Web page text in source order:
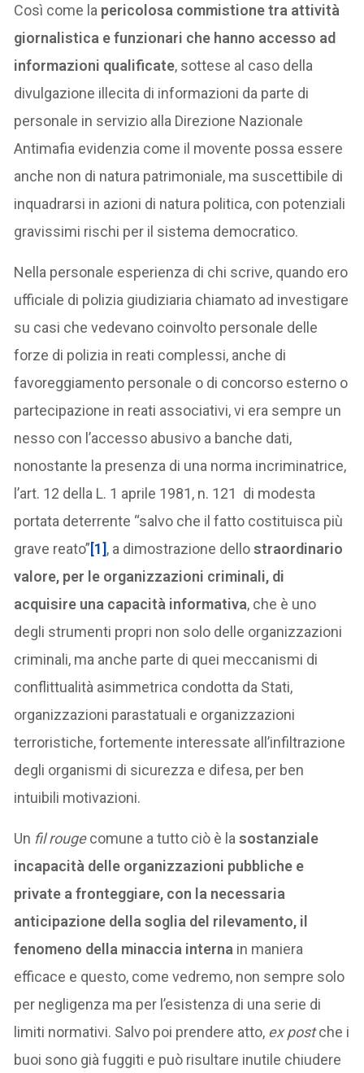
Così come la pericolosa commistione tra attività
giornalistica e funzionari che hanno accesso ad
informazioni qualificate, sottese al caso della
divulgazione illecita di informazioni da parte di
personale in servizio alla Direzione Nazionale
Antimafia evidenzia come il movente possa essere
anche non di natura patrimoniale, ma suscettibile di
inquadrarsi in azioni di natura politica, con potenziali
gravissimi rischi per il sistema democratico.
Nella personale esperienza di chi scrive, quando ero
ufficiale di polizia giudiziaria chiamato ad investigare
su casi che vedevano coinvolto personale delle
forze di polizia in reati complessi, anche di
favoreggiamento personale o di concorso esterno o
partecipazione in reati associativi, vi era sempre un
nesso con l’accesso abusivo a banche dati,
nonostante la presenza di una norma incriminatrice,
l’art. 12 della L. 1 aprile 1981, n. 121 di modesta
portata deterrente “salvo che il fatto costituisca più
grave reato”[1], a dimostrazione dellostraordinario
valore, per le organizzazioni criminali, di
acquisire una capacità informativa, che è uno
degli strumenti propri non solo delle organizzazioni
criminali, ma anche parte di quei meccanismi di
conflittualità asimmetrica condotta da Stati,
organizzazioni parastatuali e organizzazioni
terroristiche, fortemente interessate all’infiltrazione
degli organismi di sicurezza e difesa, per ben
intuibili motivazioni.
Un fil rougecomune a tutto ciò è lasostanziale
incapacità delle organizzazioni pubbliche e
private a fronteggiare, con la necessaria
anticipazione della soglia del rilevamento, il
fenomeno della minaccia interna in maniera
efficace e questo, come vedremo, non sempre solo
per negligenza ma per l’esistenza di una serie di
limiti normativi. Salvo poi prendere atto, ex postche i
buoi sono già fuggiti e può risultare inutile chiudere